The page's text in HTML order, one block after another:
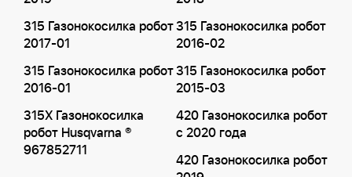
315 Газонокосилка робот
2017-01
315 Газонокосилка робот
2016-02
315 Газонокосилка робот
2016-01
315 Газонокосилка робот
2015-03
315X Газонокосилка
робот Husqvarna ®
967852711
420 Газонокосилка робот
с 2020 года
420 Газонокосилка робот